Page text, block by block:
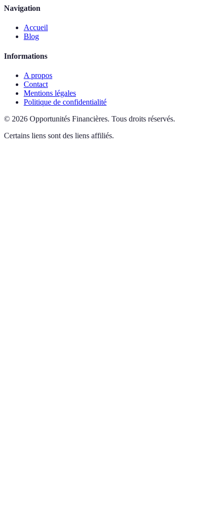
Navigation
Accueil
Blog
Informations
A propos
Contact
Mentions légales
Politique de confidentialité
© 2026 Opportunités Financières. Tous droits réservés.
Certains liens sont des liens affiliés.